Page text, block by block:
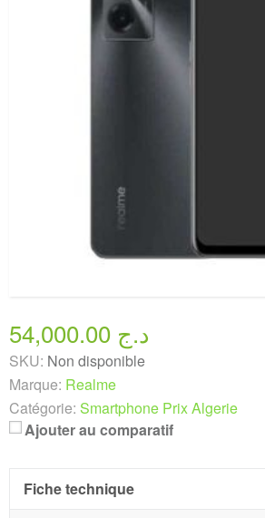
54,000.00 د.ج
SKU: Non disponible
Marque: Realme
Catégorie: Smartphone Prix Algerie
Ajouter au comparatif
Fiche technique